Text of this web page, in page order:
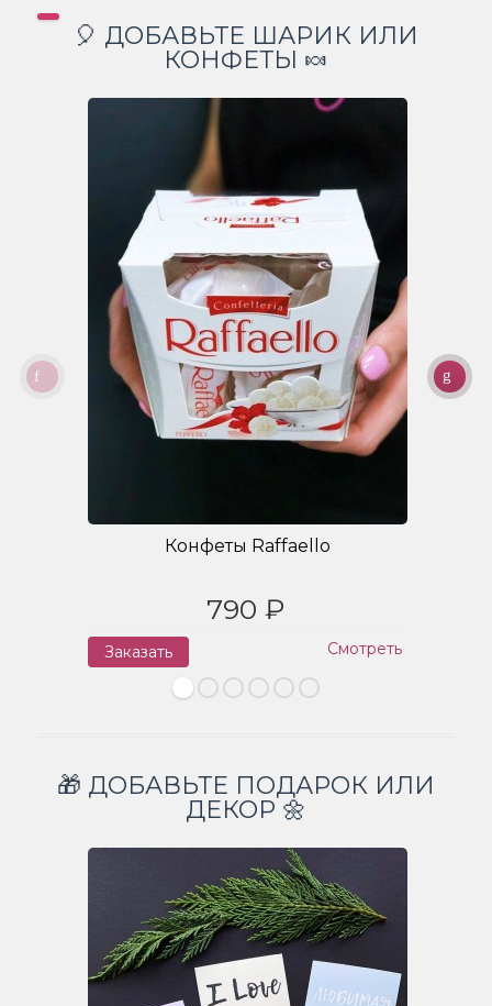
🎈 ДОБАВЬТЕ ШАРИК ИЛИ
КОНФЕТЫ 🍬
Конфеты Raffaello
790 ₽
Заказать Смотреть
🎁 ДОБАВЬТЕ ПОДАРОК ИЛИ
ДЕКОР 🌼